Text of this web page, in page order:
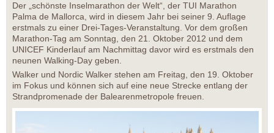
Der „schönste Inselmarathon der Welt“, der TUI Marathon
Palma de Mallorca, wird in diesem Jahr bei seiner 9. Auflage
erstmals zu einer Drei-Tages-Veranstaltung. Vor dem großen
Marathon-Tag am Sonntag, den 21. Oktober 2012 und dem
UNICEF Kinderlauf am Nachmittag davor wird es erstmals den
neunen Walking-Day geben.
Walker und Nordic Walker stehen am Freitag, den 19. Oktober
im Fokus und können sich auf eine neue Strecke entlang der
Strandpromenade der Balearenmetropole freuen.